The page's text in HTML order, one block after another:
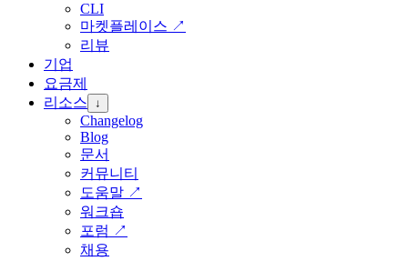
CLI
마켓플레이스 ↗
리뷰
기업
요금제
리소스
↓
Changelog
Blog
문서
커뮤니티
도움말 ↗
워크숍
포럼 ↗
채용